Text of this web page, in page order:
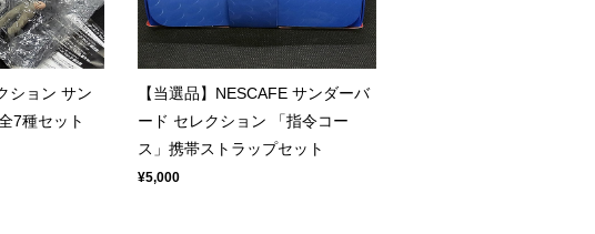
ション サン
7種セット
【当選品】NESCAFE サンダーバ
ード セレクション 「指令コー
ス」携帯ストラップセット
¥5,000